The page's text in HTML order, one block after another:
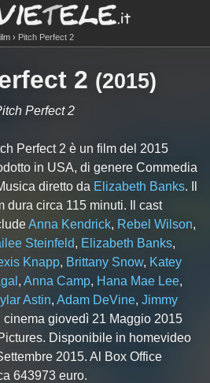
Pitch Perfect 2
2 (2015)
Perfect 2
Perfect 2 è un film del 2015
in USA, di genere Commedia
diretto da Elizabeth Banks. Il
dura circa 115 minuti. Il cast
Anna Kendrick, Rebel Wilson,
Steinfeld, Elizabeth Banks,
Knapp, Brittany Snow, Katey
,Anna Camp, Hana Mae Lee,
Astin,Adam DeVine,Jimmy
cinema giovedì 21 Maggio 2015
Disponibile in homevideo
2015. Al Box Office
643973 euro.